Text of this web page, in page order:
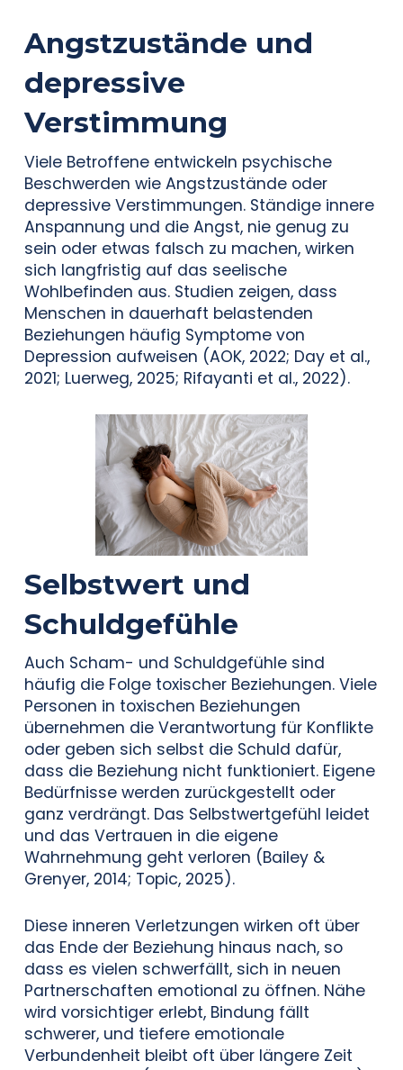
Angstzustände und
depressive
Verstimmung
Viele Betroffene entwickeln psychische
Beschwerden wie Angstzustände oder
depressive Verstimmungen. Ständige innere
Anspannung und die Angst, nie genug zu
sein oder etwas falsch zu machen, wirken
sich langfristig auf das seelische
Wohlbefinden aus. Studien zeigen, dass
Menschen in dauerhaft belastenden
Beziehungen häufig Symptome von
Depression aufweisen (AOK, 2022; Day et al.,
2021; Luerweg, 2025; Rifayanti et al., 2022).
Selbstwert und
Schuldgefühle
Auch Scham- und Schuldgefühle sind
häufig die Folge toxischer Beziehungen. Viele
Personen in toxischen Beziehungen
übernehmen die Verantwortung für Konflikte
oder geben sich selbst die Schuld dafür,
dass die Beziehung nicht funktioniert. Eigene
Bedürfnisse werden zurückgestellt oder
ganz verdrängt. Das Selbstwertgefühl leidet
und das Vertrauen in die eigene
Wahrnehmung geht verloren (Bailey &
Grenyer, 2014; Topic, 2025).
Diese inneren Verletzungen wirken oft über
das Ende der Beziehung hinaus nach, so
dass es vielen schwerfällt, sich in neuen
Partnerschaften emotional zu öffnen. Nähe
wird vorsichtiger erlebt, Bindung fällt
schwerer, und tiefere emotionale
Verbundenheit bleibt oft über längere Zeit